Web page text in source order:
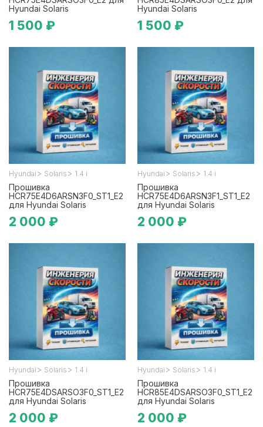
Hyundai Solaris
1 500 ₽
Hyundai Solaris
1 500 ₽
Hyundai > Solaris > 1.4 i
Прошивка
HCR75E4D6ARSN3F0_ST1_E2
для Hyundai Solaris
2 000 ₽
Hyundai > Solaris > 1.4 i
Прошивка
HCR75E4D6ARSN3F1_ST1_E2
для Hyundai Solaris
2 000 ₽
Hyundai > Solaris > 1.4 i
Прошивка
HCR75E4DSARSO3F0_ST1_E2
для Hyundai Solaris
2 000 ₽
Hyundai > Solaris > 1.4 i
Прошивка
HCR85E4DSARSO3F0_ST1_E2
для Hyundai Solaris
2 000 ₽